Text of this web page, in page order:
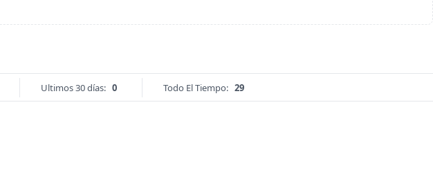
Ultimos 30 días: 0 Todo El Tiempo: 29